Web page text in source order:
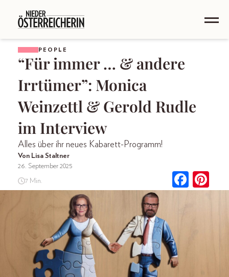
PEOPLE
“Für immer … & andere
Irrtümer”: Monica
Weinzettl & Gerold Rudle
im Interview
Alles über ihr neues Kabarett-Programm!
Von Lisa Staltner
26. September 2025
7 Min.